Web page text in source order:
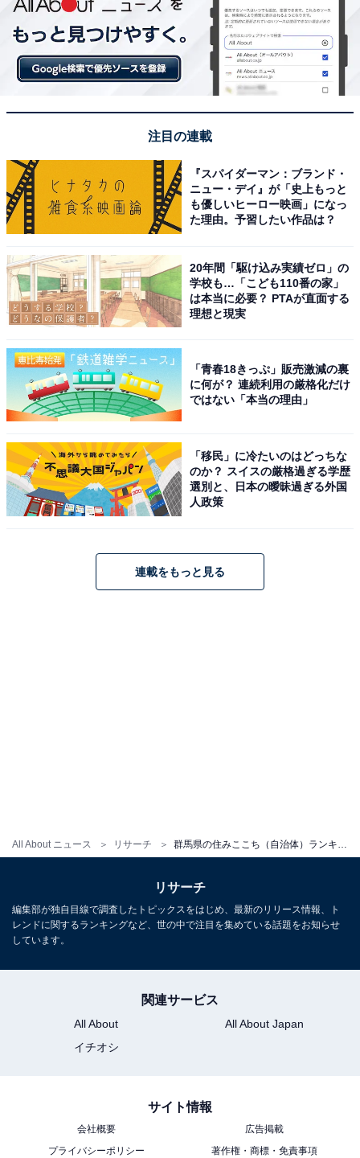
All About ニュース リサーチ
1位は3年連続！ 県内最多の人口を誇る「高崎市」
「高崎市」は、古くから交通の要衝で商都として栄えた
と新幹線、3つの高速道路などがそろっています。ま
ことができる「子育てなんでもセンター」を開設。誰も
が安心して子育てできる環境づくりを進めるなど、子育
て支援に力を入れている点も魅力といえそうです。
＞5位までの全ランキング結果を見る
【おすすめ記事】
群馬県の住みここちランキング！ 3位「北群馬郡吉岡
町」、2位「前橋市」、1位は今年も…
・
群馬県の「街の幸福度」ランキング！ 3位「高崎市」、2
位「邑楽郡邑楽町」、1位は？
・
「北群馬郡吉岡町」、2位「安中市」、1位は？
注目の連載
『スパイダーマン：ブランド・
ニュー・デイ』が「史上もっと
も優しいヒーロー映画」になっ
た理由。予習したい作品は？
20年間「駆け込み実績ゼロ」の
学校も…「こども110番の家」
は本当に必要？ PTAが直面する
理想と現実
「青春18きっぷ」販売激減の裏
に何が？ 連続利用の厳格化だけ
ではない「本当の理由」
「移民」に冷たいのはどっちな
のか？ スイスの厳格過ぎる学歴
選別と、日本の曖昧過ぎる外国
人政策
連載をもっと見る
リサーチ
編集部が独自目線で調査したトピックスをはじめ、最新のリリース情報、ト
レンドに関するランキングなど、世の中で注目を集めている話題をお知らせ
しています。
関連サービス
All About
All About Japan
イチオシ
サイト情報
会社概要
広告掲載
プライバシーポリシー
著作権・商標・免責事項